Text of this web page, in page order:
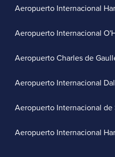
Aeropuerto Internacional
Aeropuerto Internacional
Aeropuerto Charles de
Aeropuerto Internacional
Aeropuerto Internacional de
Aeropuerto Internacional